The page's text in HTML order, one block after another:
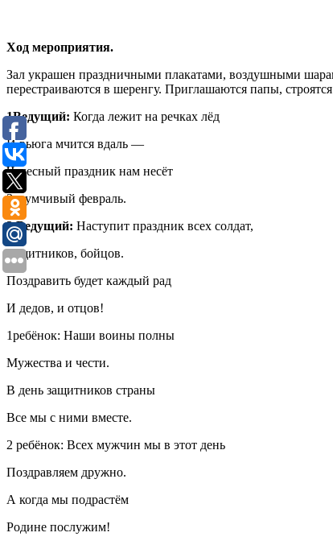
Ход мероприятия.
Зал украшен праздничными плакатами, воздушными
перестраиваются в шеренгу. Приглашаются папы,
1Ведущий: Когда лежит на речках лёд
И вьюга мчится вдаль —
Чудесный праздник нам несёт
Задумчивый февраль.
2 Ведущий: Наступит праздник всех солдат,
Защитников, бойцов.
Поздравить будет каждый рад
И дедов, и отцов!
1ребёнок: Наши воины полны
Мужества и чести.
В день защитников страны
Все мы с ними вместе.
2 ребёнок: Всех мужчин мы в этот день
Поздравляем дружно.
А когда мы подрастём
Родине послужим!